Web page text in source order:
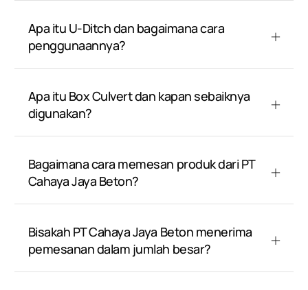
Apa itu U-Ditch dan bagaimana cara
penggunaannya?
Apa itu Box Culvert dan kapan sebaiknya
digunakan?
Bagaimana cara memesan produk dari PT
Cahaya Jaya Beton?
Bisakah PT Cahaya Jaya Beton menerima
pemesanan dalam jumlah besar?